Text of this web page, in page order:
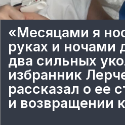
«Месяцами я
руках и ночами
два сильных
избранник
рассказал о ее
и возвращении